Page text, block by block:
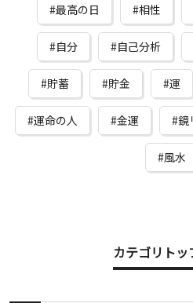
最高の日 相性
自分 自己分析
貯蓄 貯金 運
運命の人 金運 鏡
風水
カテゴリトッ